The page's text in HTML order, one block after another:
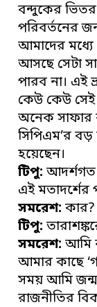
বন্দুকের
পরিবর্তনের
আমাদের
আসছে সেটা
পারব না। এই
কেউ কেউ সেই
অনেক সাফার
সিপিএম’র বড়
হয়েছেন।
টিপু: আদর্শগত
এই মতাদর্শের
সমরেশ: কার?
টিপু:
সমরেশ: আমি
আমার কাছে
সময় আমি
রাজনীতির